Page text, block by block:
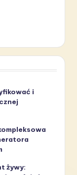
i
żywy: